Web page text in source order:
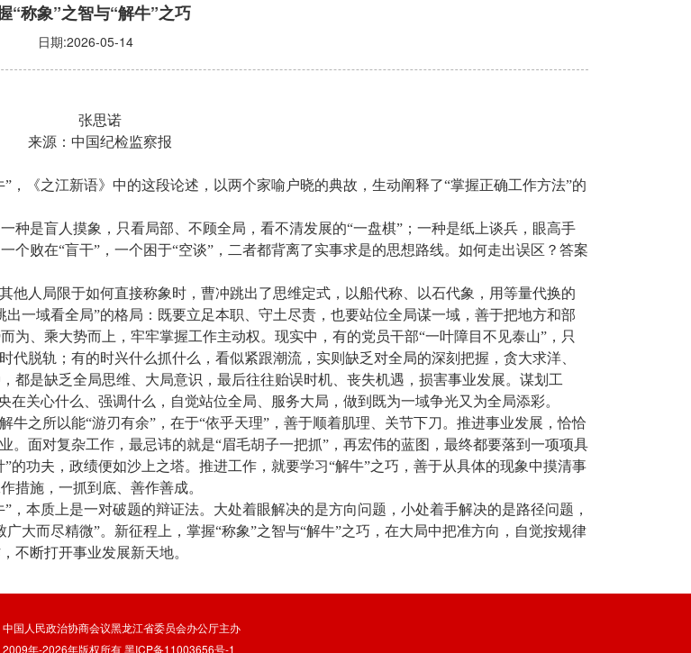
“称象”之智与“解牛”之巧
日期:2026-05-14
张思诺
来源：中国纪检监察报
，《之江新语》中的这段论述，以两个家喻户晓的典故，生动阐释了“掌握正确工作方法”的
种是盲人摸象，只看局部、不顾全局，看不清发展的“一盘棋”；一种是纸上谈兵，眼高手
败在“盲干”，一个困于“空谈”，二者都背离了实事求是的思想路线。如何走出误区？答案
他人局限于如何直接称象时，曹冲跳出了思维定式，以船代称、以石代象，用等量代换的
一域看全局”的格局：既要立足本职、守土尽责，也要站位全局谋一域，善于把地方和部
为、乘大势而上，牢牢掌握工作主动权。现实中，有的党员干部“一叶障目不见泰山”，只
代脱轨；有的时兴什么抓什么，看似紧跟潮流，实则缺乏对全局的深刻把握，贪大求洋、
是缺乏全局思维、大局意识，最后往往贻误时机、丧失机遇，损害事业发展。谋划工
关心什么、强调什么，自觉站位全局、服务大局，做到既为一域争光又为全局添彩。
牛之所以能“游刃有余”，在于“依乎天理”，善于顺着肌理、关节下刀。推进事业发展，恰恰
。面对复杂工作，最忌讳的就是“眉毛胡子一把抓”，再宏伟的蓝图，最终都要落到一项项具
的功夫，政绩便如沙上之塔。推进工作，就要学习“解牛”之巧，善于从具体的现象中摸清事
措施，一抓到底、善作善成。
，本质上是一对破题的辩证法。大处着眼解决的是方向问题，小处着手解决的是路径问题，
大而尽精微”。新征程上，掌握“称象”之智与“解牛”之巧，在大局中把准方向，自觉按规律
不断打开事业发展新天地。
中国人民政治协商会议黑龙江省委员会办公厅主办
2009年-2026年版权所有黑ICP备11003656号-1